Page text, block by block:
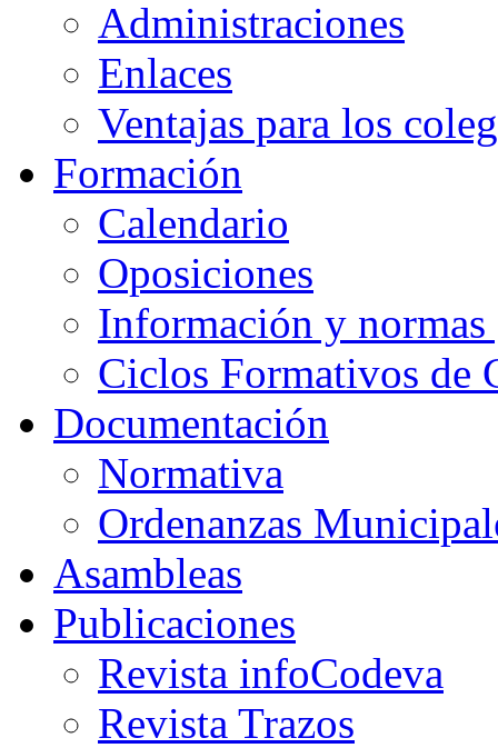
Administraciones
Enlaces
Ventajas para los
Formación
Calendario
Oposiciones
Información y normas
Ciclos Formativos de
Documentación
Normativa
Ordenanzas
Asambleas
Publicaciones
Revista infoCodeva
Revista Trazos